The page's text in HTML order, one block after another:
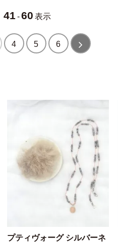
41 -60 表示
4 5 6
プティヴォーグ シルバーネ